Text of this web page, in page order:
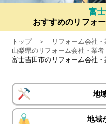
富
おすすめのリフォ
トップ
リフォーム会社
山梨県のリフォーム会社・業
富士吉田市のリフォーム会社
地
地域